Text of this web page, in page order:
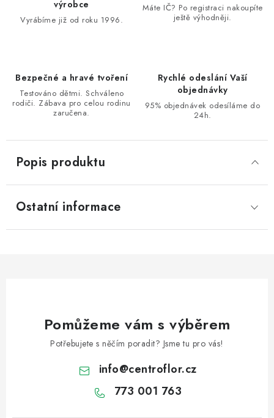
výrobce
Vyrábíme již od roku 1996.
Máte IČ? Po registraci nakoupíte
ještě výhodněji.
Bezpečné a hravé tvoření
Testováno dětmi. Schváleno
rodiči. Zábava pro celou rodinu
zaručena.
Rychlé odeslání Vaší
objednávky
95% objednávek odesíláme do
24h.
Popis produktu
Ostatní informace
Pomůžeme vám s výběrem
Potřebujete s něčím poradit? Jsme tu pro vás!
info@centroflor.cz
773 001 763